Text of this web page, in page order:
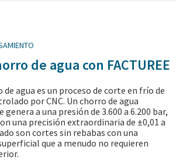
de agua con FACTUREE
agua es un proceso de corte en frío de
por CNC. Un chorro de agua
genera a una presión de 3.600 a 6.200 bar,
una precisión extraordinaria de ±0,01 a
son cortes sin rebabas con una
que a menudo no requieren